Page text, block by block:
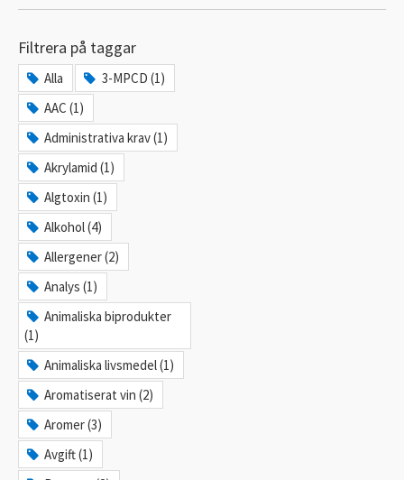
Filtrera på taggar
Alla
3-MPCD (1)
AAC (1)
Administrativa krav (1)
Akrylamid (1)
Algtoxin (1)
Alkohol (4)
Allergener (2)
Analys (1)
Animaliska biprodukter
(1)
Animaliska livsmedel (1)
Aromatiserat vin (2)
Aromer (3)
Avgift (1)